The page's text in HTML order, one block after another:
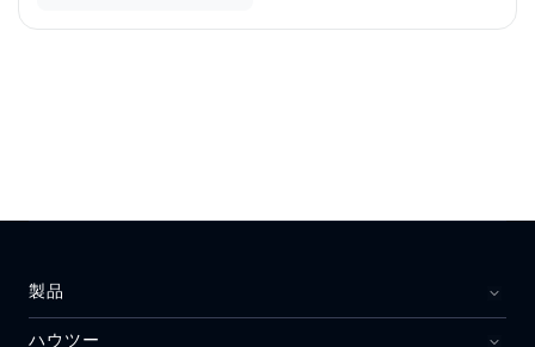
製品
ハウツー